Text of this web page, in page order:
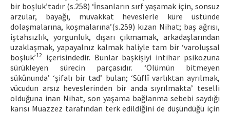
bir boşluk’tadır (s.258) ‘İnsanların sırf yaşamak için, sonsuz
arzular, bayağı, muvakkat heveslerle küre üstünde
dolaşmalarına, koşmalarına’(s.259) kızan Nihat; baş ağrısı,
iştahsızlık, yorgunluk, dışarı çıkmamak, arkadaşlarından
uzaklaşmak, yapayalnız kalmak haliyle tam bir ‘varoluşsal
boşluk’12 içerisindedir. Bunlar başkişiyi intihar psikozuna
sürükleyen sürecin parçasıdır. ‘Ölümün bitmeyen
sükûnunda’ ‘şifalı bir tad’ bulan; ‘Süflî varlıktan ayrılmak,
vücudun arsız heveslerinden bir anda sıyrılmakta’ teselli
olduğuna inan Nihat, son yaşama bağlanma sebebi saydığı
karısı Muazzez tarafından terk edildiğini de düşündüğü için